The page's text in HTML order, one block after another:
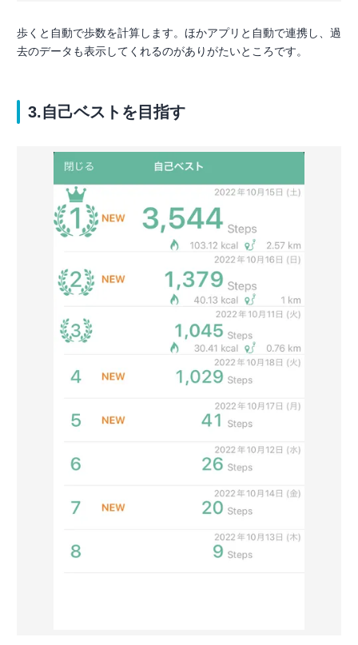
歩くと自動で歩数を計算します。ほかアプリと自動で連携し、過
去のデータも表示してくれるのがありがたいところです。
3.自己ベストを目指す